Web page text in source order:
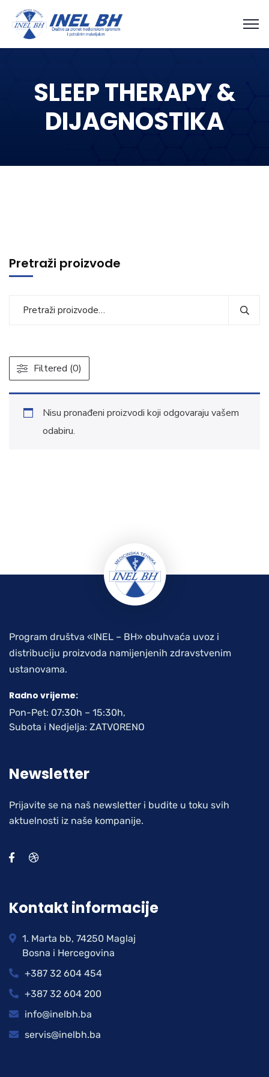
SLEEP THERAPY &
DIJAGNOSTIKA
Nisu pronađeni proizvodi koji odgovaraju vašem
odabiru.
Pretraži proizvode
Filtered (0)
Program društva «INEL – BH» obuhvaća uvoz i
distribuciju proizvoda namijenjenih zdravstvenim
ustanovama.
Radno vrijeme:
Pon-Pet: 07:30h – 15:30h,
Subota i Nedjelja: ZATVORENO
Newsletter
Prijavite se na naš newsletter i budite u toku svih
aktuelnosti iz naše kompanije.
Kontakt informacije
1. Marta bb, 74250 Maglaj
Bosna i Hercegovina
+387 32 604 454
+387 32 604 200
info@inelbh.ba
servis@inelbh.ba